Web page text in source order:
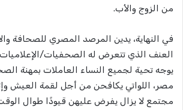
من الزوج والأب.
في النهاية، يدين المرصد المصري للصحافة
العنف الذي تتعرض له الصحفيات/الإعلاميات
يوجه تحية لجميع النساء العاملات بمهنة
مصر، اللواتي يكافحن من أجل لقمة العيش
مجتمع لا يزال يفرض عليهن قيودًا طوال